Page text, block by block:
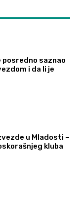
posredno saznao
i da li je
u Mladosti –
kluba